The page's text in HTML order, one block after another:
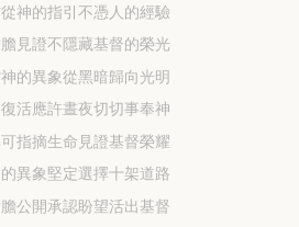
從神的指引不憑人的經驗
膽見證不隱藏基督的榮光
神的異象從黑暗歸向光明
復活應許晝夜切切事奉神
可指摘生命見證基督榮耀
的異象堅定選擇十架道路
膽公開承認盼望活出基督